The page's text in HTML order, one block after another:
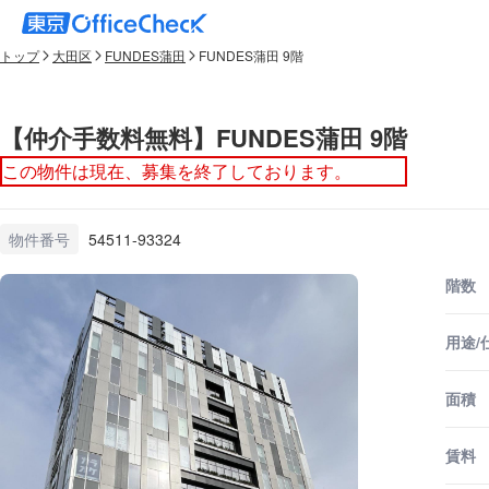
トップ 大田区 FUNDES蒲田 FUNDES蒲田 9階
【仲介手数料無料】FUNDES蒲田 9階
この物件は現在、募集を終了しております。
物件番号 54511-93324
階数
用途/
面積
賃料